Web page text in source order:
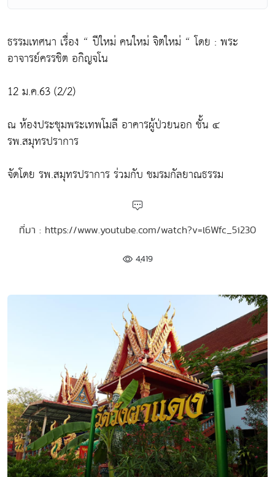
ธรรมเทศนา เรื่อง “ ปีใหม่ คนใหม่ จิตใหม่ “ โดย : พระ
อาจารย์ครรชิต อกิญจโน
12 ม.ค.63 (2/2)
ณ ห้องประชุมพระเทพโมลี อาคารผู้ป่วยนอก ชั้น ๔
รพ.สมุทรปราการ
จัดโดย รพ.สมุทรปราการ ร่วมกับ ชมรมกัลยาณธรรม
ที่มา : https://www.youtube.com/watch?v=l6Wfc_5i230
4,419